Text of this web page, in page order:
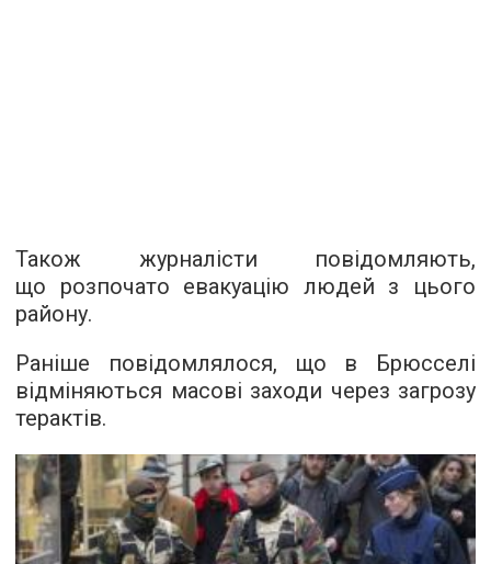
Також журналісти повідомляють,
що розпочато евакуацію людей з цього
району.
Раніше повідомлялося, що в Брюсселі
відміняються масові заходи через загрозу
терактів.